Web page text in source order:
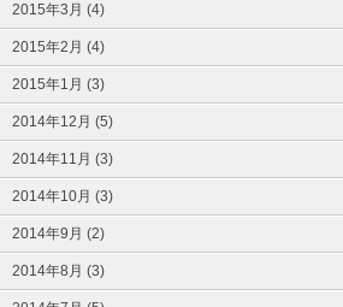
2015年3月 (4)
2015年2月 (4)
2015年1月 (3)
2014年12月 (5)
2014年11月 (3)
2014年10月 (3)
2014年9月 (2)
2014年8月 (3)